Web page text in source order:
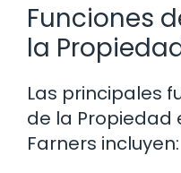
Funciones
la
Las principales
de la Propiedad
Farners incluyen: